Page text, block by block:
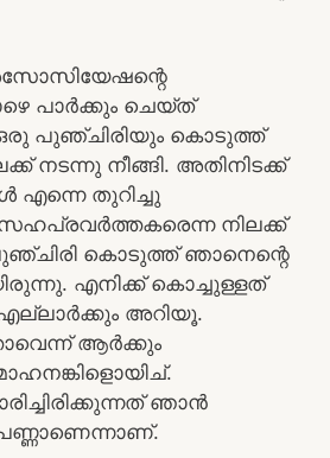
പാർക്കും ചെയ്ത്
പുഞ്ചിരിയും കൊടുത്ത്
നടന്നു നീങ്ങി. അതിനിടക്ക്
തുറിച്ചു
നിലക്ക്
കൊടുത്ത് ഞാനെന്റെ
എനിക്ക് കൊച്ചുള്ളത്
എല്ലാർക്കും അറിയൂ.
ആർക്കും
ഞാൻ